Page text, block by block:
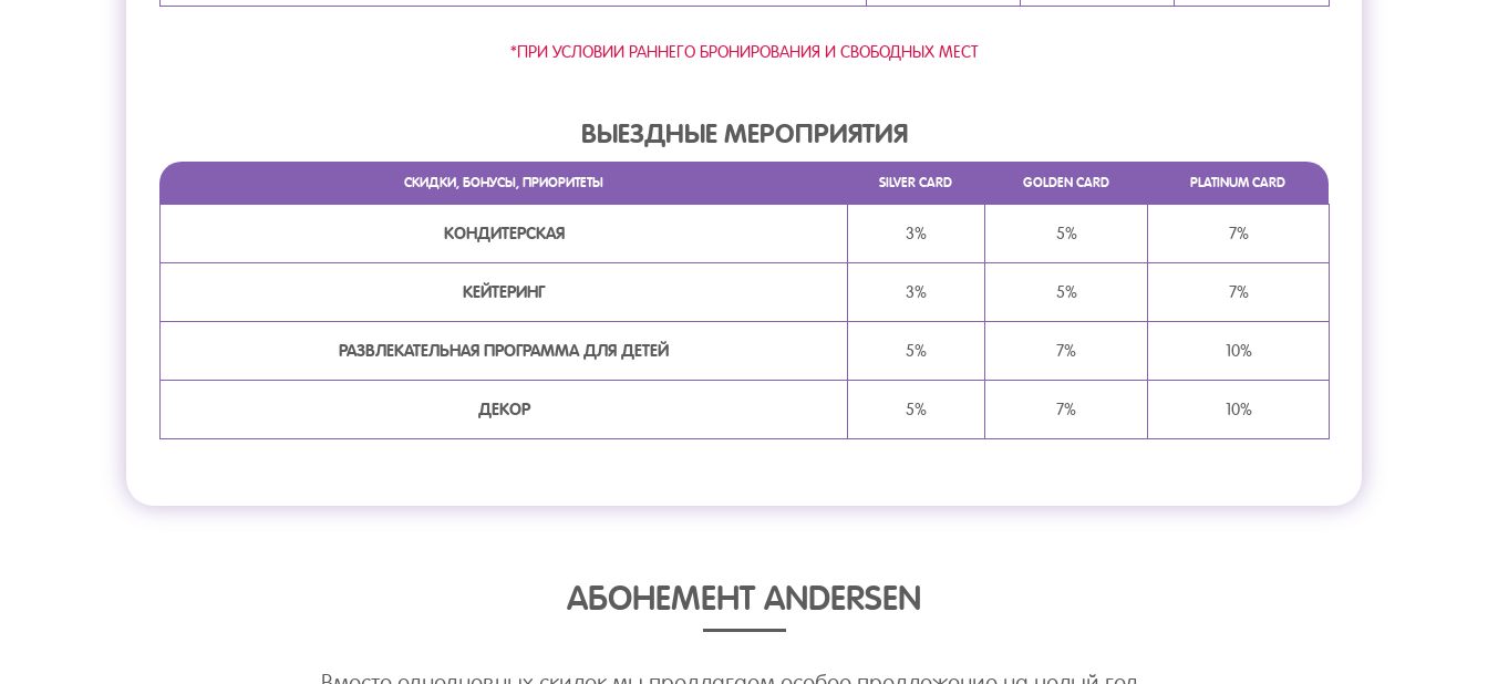
*ПРИ УСЛОВИИ РАННЕГО БРОНИРОВАНИЯ И СВОБОДНЫХ МЕСТ
ВЫЕЗДНЫЕ МЕРОПРИЯТИЯ
СКИДКИ, БОНУСЫ, ПРИОРИТЕТЫ SILVER CARD GOLDEN CARD PLATINUM CARD
КОНДИТЕРСКАЯ 3% 5% 7%
КЕЙТЕРИНГ 3% 5% 7%
РАЗВЛЕКАТЕЛЬНАЯ ПРОГРАММА ДЛЯ ДЕТЕЙ 5% 7% 10%
ДЕКОР 5% 7% 10%
АБОНЕМЕНТ ANDERSEN